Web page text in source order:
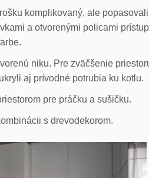
komplikovaný, ale
a otvorenými policami
niku. Pre zväčšenie
aj prívodné potrubia ku kotlu.
pre práčku a sušičku.
s drevodekorom.